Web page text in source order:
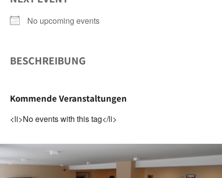
No upcoming events
BESCHREIBUNG
Kommende Veranstaltungen
<li>No events with this tag</li>